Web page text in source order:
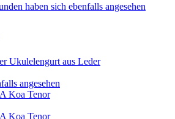
haben sich ebenfalls angesehen
Ukulelengurt aus Leder
angesehen
Koa Tenor
Koa Tenor